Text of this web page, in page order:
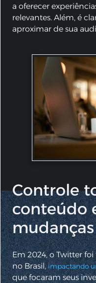
a oferecer
relevantes. Além, é
aproximar de sua
Controle
conteúdo
Em 2024, o Twitter
no Brasil,impactando
que focaram seus